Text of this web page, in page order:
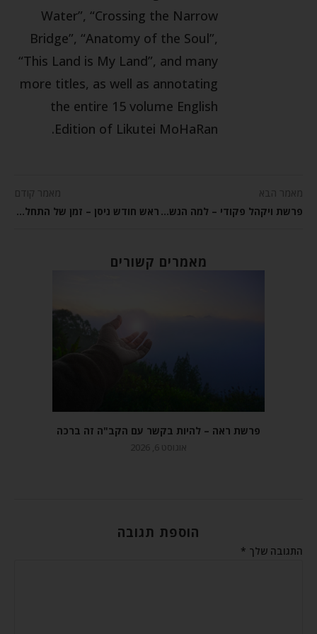
Water”, “Crossing the Narrow
Bridge”, “Anatomy of the Soul”,
“This Land is My Land”, and many
more titles, as well as annotating
the entire 15 volume English
Edition of Likutei MoHaRan.
מאמר הבא
פרשת ויקהל פקודי – למה הנשמה שלך נמשכת?
מאמר קודם
ראש חודש ניסן – זמן של התחלה חדשה
מאמרים קשורים
פרשת ראה – להיות בקשר עם הקב"ה זה ברכה
אוגוסט 6, 2026
הוספת תגובה
התגובה שלך *